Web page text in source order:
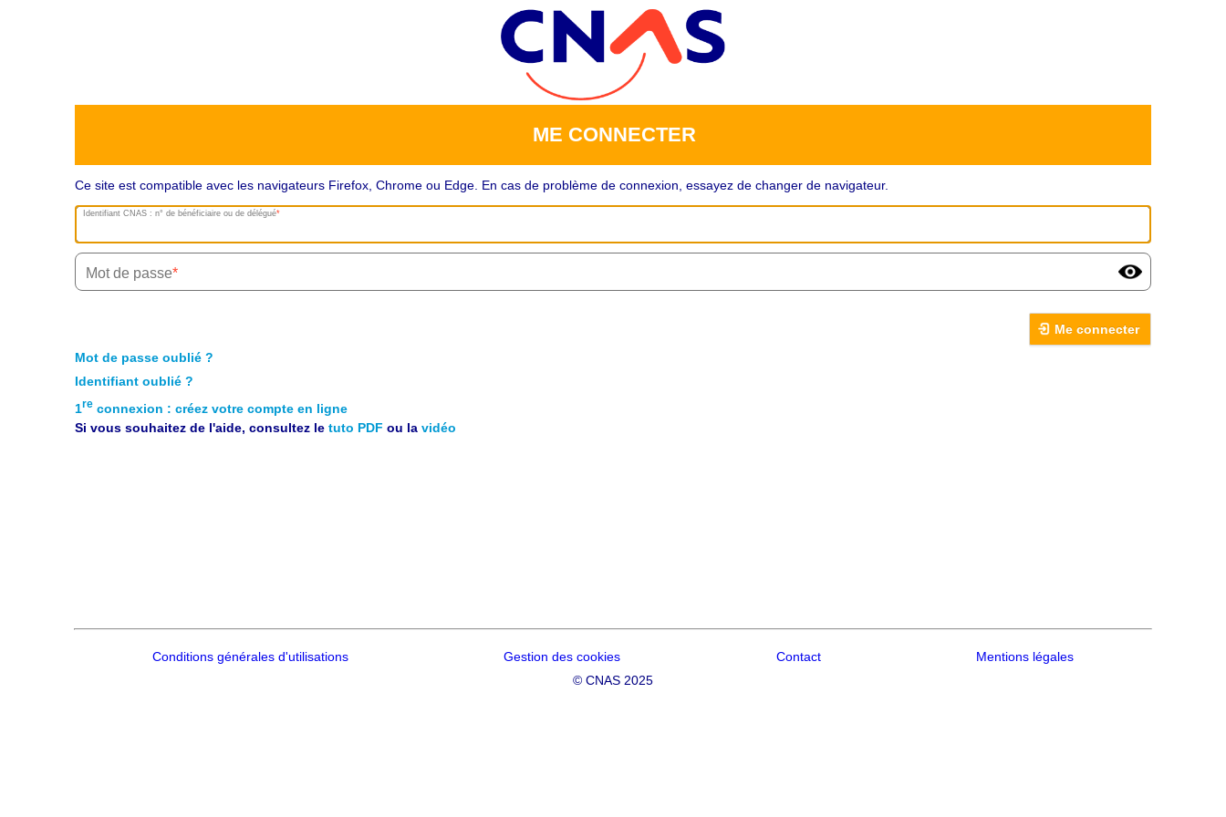
ME CONNECTER
Ce site est compatible avec les navigateurs Firefox, Chrome ou Edge. En cas de problème de connexion, essayez de changer de navigateur.
Identifiant CNAS : n° de bénéficiaire ou de délégué
Mot de passe
Me connecter
Mot de passe oublié ?
Identifiant oublié ?
1re connexion : créez votre compte en ligne
Si vous souhaitez de l'aide, consultez le tuto PDF ou la vidéo
Conditions générales d'utilisations Gestion des cookies Contact
Mentions légales
© CNAS 2025